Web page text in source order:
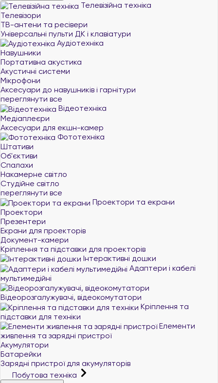
Телевізійна техніка
Телевізори
ТВ-антени та ресівери
Універсальні пульти ДК і клавіатури
Аудіотехніка
Навушники
Портативна акустика
Акустичні системи
Мікрофони
Аксесуари до навушників і гарнітури
переглянути все
Відеотехніка
Медіаплеєри
Аксесуари для екшн-камер
Фототехніка
Штативи
Об'єктиви
Спалахи
Накамерне світло
Студійне світло
переглянути все
Проектори та екрани
Проектори
Презентери
Екрани для проекторів
Документ-камери
Кріплення та підставки для проекторів
Інтерактивні дошки
Адаптери і кабелі
мультимедійні
Відеорозгалужувачі, відеокомутатори
Кріплення та
підставки для техніки
Елементи
живлення та зарядні пристрої
Акумулятори
Батарейки
Зарядні пристрої для акумуляторів
Побутова техніка